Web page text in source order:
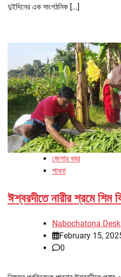
দুইদিনের এক সাংগঠনিক […]
জেলার খবর
পাবনা
ঈশ্বরদীতে নারীর শ্রমে শিম
Nabochatona Desk
February 15,
0